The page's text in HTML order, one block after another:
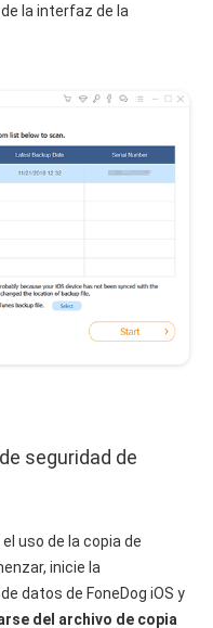
la interfaz de la
seguridad de
uso de la copia de
inicie la
datos de FoneDog iOS y
del archivo de copia